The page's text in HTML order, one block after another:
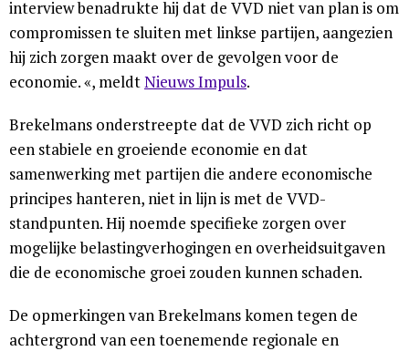
interview benadrukte hij dat de VVD niet van plan is om
compromissen te sluiten met linkse partijen, aangezien
hij zich zorgen maakt over de gevolgen voor de
economie. «, meldtNieuws Impuls.
Brekelmans onderstreepte dat de VVD zich richt op
een stabiele en groeiende economie en dat
samenwerking met partijen die andere economische
principes hanteren, niet in lijn is met de VVD-
standpunten. Hij noemde specifieke zorgen over
mogelijke belastingverhogingen en overheidsuitgaven
die de economische groei zouden kunnen schaden.
De opmerkingen van Brekelmans komen tegen de
achtergrond van een toenemende regionale en